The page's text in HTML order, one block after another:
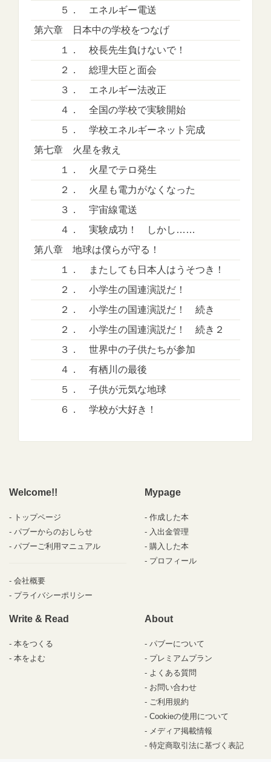
５． エネルギー電送
第六章 日本中の学校をつなげ
１． 校長先生負けないで！
２． 総理大臣と面会
３． エネルギー法改正
４． 全国の学校で実験開始
５． 学校エネルギーネット完成
第七章 火星を救え
１． 火星でテロ発生
２． 火星も電力がなくなった
３． 宇宙線電送
４． 実験成功！ しかし……
第八章 地球は僕らが守る！
１． またしても日本人はうそつき！
２． 小学生の国連演説だ！
２． 小学生の国連演説だ！ 続き
２． 小学生の国連演説だ！ 続き２
３． 世界中の子供たちが参加
４． 有栖川の最後
５． 子供が元気な地球
６． 学校が大好き！
Welcome!!
トップページ
パブーからのおしらせ
パブーご利用マニュアル
会社概要
プライバシーポリシー
Mypage
作成した本
入出金管理
購入した本
プロフィール
Write & Read
本をつくる
本をよむ
About
パブーについて
プレミアムプラン
よくある質問
お問い合わせ
ご利用規約
Cookieの使用について
メディア掲載情報
特定商取引法に基づく表記